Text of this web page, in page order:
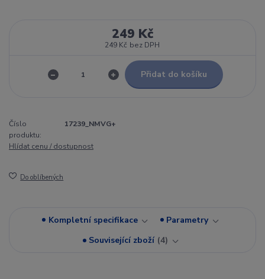
249 Kč
249 Kč bez DPH
Přidat do košíku
Číslo
produktu:
17239_NMVG+
Hlídat cenu / dostupnost
Do oblíbených
Kompletní specifikace
Parametry
Související zboží 4